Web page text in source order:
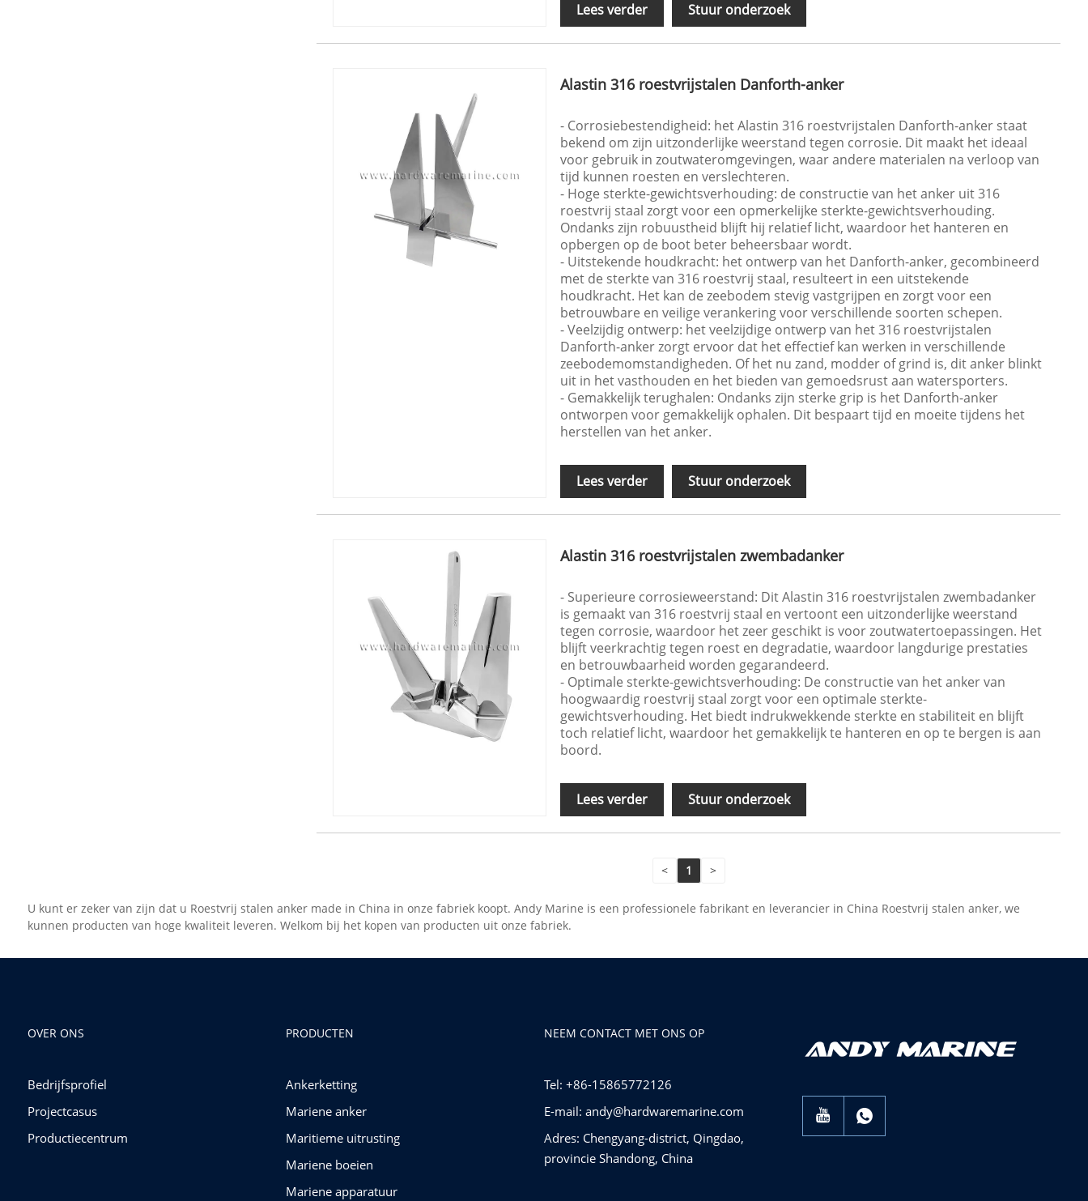
Lees verder Stuur onderzoek
Alastin 316 roestvrijstalen Danforth-anker
- Corrosiebestendigheid: het Alastin 316 roestvrijstalen Danforth-anker staat
bekend om zijn uitzonderlijke weerstand tegen corrosie. Dit maakt het ideaal
voor gebruik in zoutwateromgevingen, waar andere materialen na verloop van
tijd kunnen roesten en verslechteren.
- Hoge sterkte-gewichtsverhouding: de constructie van het anker uit 316
roestvrij staal zorgt voor een opmerkelijke sterkte-gewichtsverhouding.
Ondanks zijn robuustheid blijft hij relatief licht, waardoor het hanteren en
opbergen op de boot beter beheersbaar wordt.
- Uitstekende houdkracht: het ontwerp van het Danforth-anker, gecombineerd
met de sterkte van 316 roestvrij staal, resulteert in een uitstekende
houdkracht. Het kan de zeebodem stevig vastgrijpen en zorgt voor een
betrouwbare en veilige verankering voor verschillende soorten schepen.
- Veelzijdig ontwerp: het veelzijdige ontwerp van het 316 roestvrijstalen
Danforth-anker zorgt ervoor dat het effectief kan werken in verschillende
zeebodemomstandigheden. Of het nu zand, modder of grind is, dit anker blinkt
uit in het vasthouden en het bieden van gemoedsrust aan watersporters.
- Gemakkelijk terughalen: Ondanks zijn sterke grip is het Danforth-anker
ontworpen voor gemakkelijk ophalen. Dit bespaart tijd en moeite tijdens het
herstellen van het anker.
Lees verder Stuur onderzoek
Alastin 316 roestvrijstalen zwembadanker
- Superieure corrosieweerstand: Dit Alastin 316 roestvrijstalen zwembadanker
is gemaakt van 316 roestvrij staal en vertoont een uitzonderlijke weerstand
tegen corrosie, waardoor het zeer geschikt is voor zoutwatertoepassingen. Het
blijft veerkrachtig tegen roest en degradatie, waardoor langdurige prestaties
en betrouwbaarheid worden gegarandeerd.
- Optimale sterkte-gewichtsverhouding: De constructie van het anker van
hoogwaardig roestvrij staal zorgt voor een optimale sterkte-
gewichtsverhouding. Het biedt indrukwekkende sterkte en stabiliteit en blijft
toch relatief licht, waardoor het gemakkelijk te hanteren en op te bergen is aan
boord.
Lees verder Stuur onderzoek
< 1 >
U kunt er zeker van zijn dat u Roestvrij stalen anker made in China in onze fabriek koopt. Andy Marine is een professionele fabrikant en leverancier in China Roestvrij stalen anker, we
kunnen producten van hoge kwaliteit leveren. Welkom bij het kopen van producten uit onze fabriek.
OVER ONS
Bedrijfsprofiel
Projectcasus
Productiecentrum
PRODUCTEN
Ankerketting
Mariene anker
Maritieme uitrusting
Mariene boeien
Mariene apparatuur
NEEM CONTACT MET ONS OP
Tel: +86-15865772126
E-mail: andy@hardwaremarine.com
Adres: Chengyang-district, Qingdao,
provincie Shandong, China